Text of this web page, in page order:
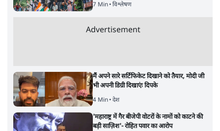
7 Min• विश्लेषण
Advertisement
मैं अपने सारे सर्टिफिकेट दिखाने को तैयार, मोदी जी
भी अपनी डिग्री दिखाएंः दिपके
4 Min• देश
'महाराष्ट्र में गैर बीजेपी वोटरों के नामों को काटने की
बड़ी साज़िश'- रोहित पवार का आरोप